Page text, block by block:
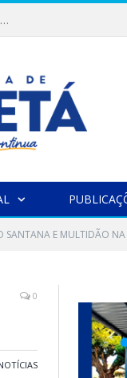
FESTIVAL DE VERÃO 2026 REÚNE MULTIDÕES, MOVIMENTA A ECONOMIA E FORTALECE A CULTURA LOCAL
SANTANA E MULTIDÃO
0